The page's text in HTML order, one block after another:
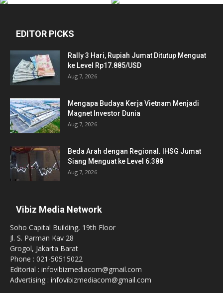
EDITOR PICKS
Rally 3 Hari, Rupiah Jumat Ditutup Menguat
ke Level Rp17.885/USD
Aug 7, 2026
Mengapa Budaya Kerja Vietnam Menjadi
Magnet Investor Dunia
Aug 7, 2026
Beda Arah dengan Regional. IHSG Jumat
Siang Menguat ke Level 6.388
Aug 7, 2026
Vibiz Media Network
Soho Capital Building, 19th Floor
Jl. S. Parman Kav 28
Grogol, Jakarta Barat
Phone : 021-50515022
Editorial : infovibizmediacom@gmail.com
Advertising : infovibizmediacom@gmail.com